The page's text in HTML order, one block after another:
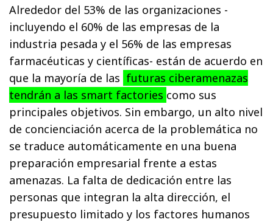
Alrededor del 53% de las organizaciones -
incluyendo el 60% de las empresas de la
industria pesada y el 56% de las empresas
farmacéuticas y científicas- están de acuerdo en
que la mayoría de las futuras ciberamenazas
tendrán a las smart factories como sus
principales objetivos. Sin embargo, un alto nivel
de concienciación acerca de la problemática no
se traduce automáticamente en una buena
preparación empresarial frente a estas
amenazas. La falta de dedicación entre las
personas que integran la alta dirección, el
presupuesto limitado y los factores humanos